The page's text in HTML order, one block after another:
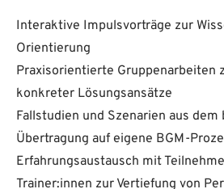
Interaktive Impulsvorträge zur
Orientierung
Praxisorientierte Gruppenarbeiten
konkreter Lösungsansätze
Fallstudien und Szenarien aus
Übertragung auf eigene BGM-
Erfahrungsaustausch mit
Trainer:innen zur Vertiefung von